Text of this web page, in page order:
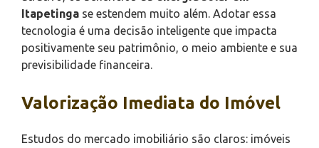
Itapetinga se estendem muito além. Adotar essa
tecnologia é uma decisão inteligente que impacta
positivamente seu patrimônio, o meio ambiente e sua
previsibilidade financeira.
Valorização Imediata do Imóvel
Estudos do mercado imobiliário são claros: imóveis